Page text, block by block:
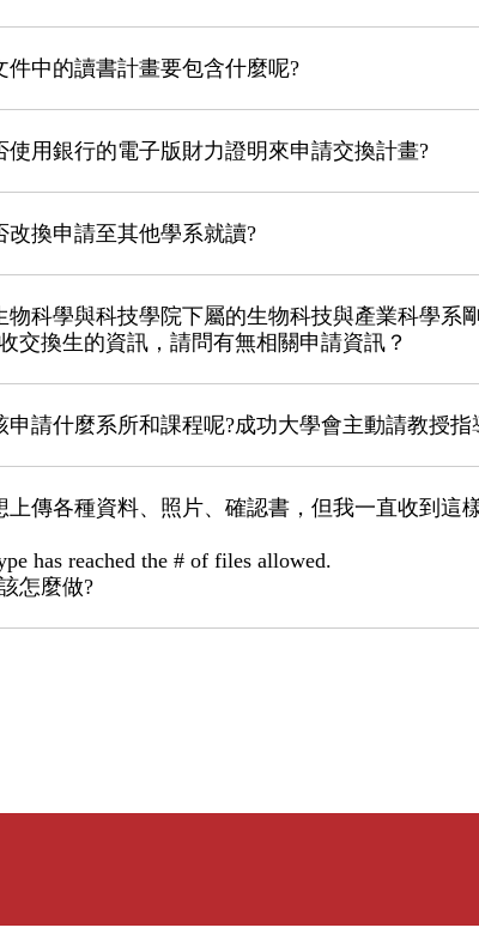
件中的讀書計畫要包含什麼呢?
使用銀行的電子版財力證明來申請交換計畫?
改換申請至其他學系就讀?
物科學與科技學院下屬的生物科技與產業科學系
交換生的資訊，請問有無相關申請資訊？
申請什麼系所和課程呢?成功大學會主動請教授指
上傳各種資料、照片、確認書，但我一直收到這
has reached the # of files allowed.
怎麼做?